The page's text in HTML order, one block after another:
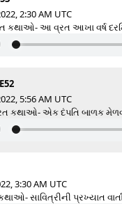
2:30 AM UTC
કથાઓ- આ વ્રત આખા વર્ષ
E52
5:56 AM UTC
કથાઓ- એક દંપતિ બાળક
3:30 AM UTC
સાવિત્રીની પ્રખ્યાત